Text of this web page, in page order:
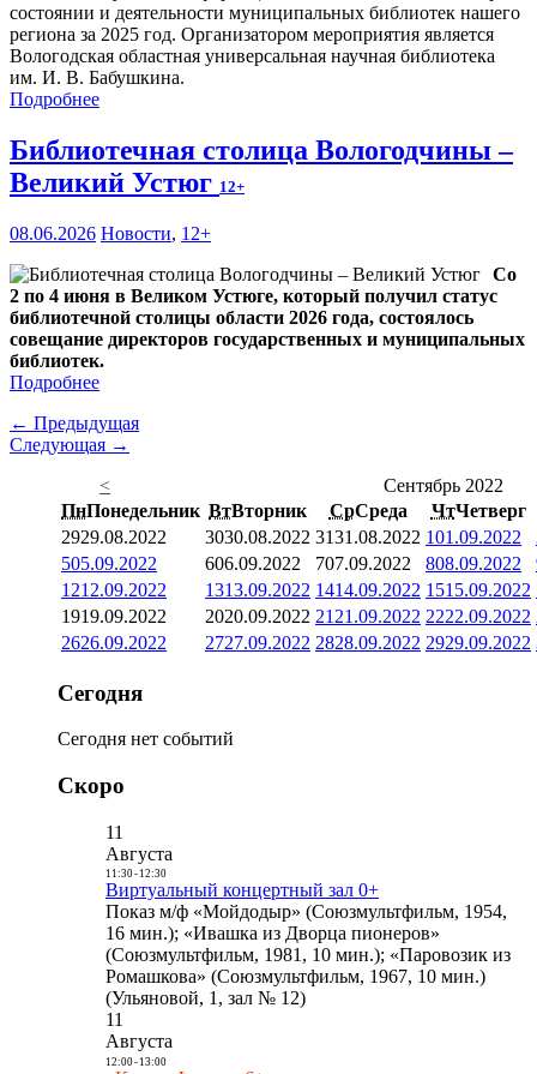
состоянии и деятельности муниципальных библиотек нашего
региона за 2025 год. Организатором мероприятия является
Вологодская областная универсальная научная библиотека
им. И. В. Бабушкина.
Подробнее
Библиотечная столица Вологодчины –
Великий Устюг 12+
08.06.2026 Новости, 12+
Со
2 по 4 июня в Великом Устюге, который получил статус
библиотечной столицы области 2026 года, состоялось
совещание директоров государственных и муниципальных
библиотек.
Подробнее
← Предыдущая
Следующая →
<
Сентябрь 2022
ПнПонедельник ВтВторник СрСреда ЧтЧетверг
2929.08.2022 3030.08.2022 3131.08.2022 101.09.2022
505.09.2022 606.09.2022 707.09.2022 808.09.2022
1212.09.2022 1313.09.2022 1414.09.2022 1515.09.2022
1919.09.2022 2020.09.2022 21 21.09.2022 2222.09.2022
2626.09.2022 2727.09.2022 2828.09.2022 2929.09.2022
Сегодня
Сегодня нет событий
Скоро
11
Августа
11:30- 12:30
Виртуальный концертный зал 0+
Показ м/ф «Мойдодыр» (Союзмультфильм, 1954,
16 мин.); «Ивашка из Дворца пионеров»
(Союзмультфильм, 1981, 10 мин.); «Паровозик из
Ромашкова» (Союзмультфильм, 1967, 10 мин.)
(Ульяновой, 1, зал № 12)
11
Августа
12:00- 13:00